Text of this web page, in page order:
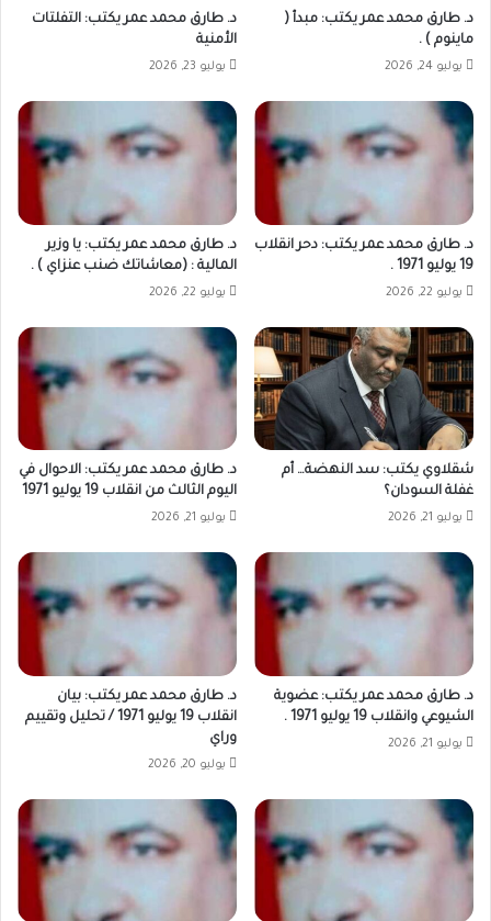
د. طارق محمد عمر يكتب: مبدأ (
ماينوم ) .
يوليو 24, 2026
د. طارق محمد عمر يكتب: التفلتات
الأمنية
يوليو 23, 2026
د. طارق محمد عمر يكتب: دحر انقلاب
19 يوليو 1971 .
يوليو 22, 2026
د. طارق محمد عمر يكتب: يا وزير
المالية : (معاشاتك ضنب عنزاي ) .
يوليو 22, 2026
شقلاوي يكتب: سد النهضة… أم
غفلة السودان؟
يوليو 21, 2026
د. طارق محمد عمر يكتب: الاحوال في
اليوم الثالث من انقلاب 19 يوليو 1971
يوليو 21, 2026
د. طارق محمد عمر يكتب: عضوية
الشيوعي وانقلاب 19 يوليو 1971 .
يوليو 21, 2026
د. طارق محمد عمر يكتب: بيان
انقلاب 19 يوليو 1971 / تحليل وتقييم
وراي
يوليو 20, 2026